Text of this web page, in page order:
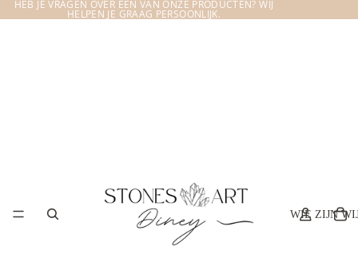
HEB JE VRAGEN OVER EEN VAN ONZE PRODUCTEN? WIJ
HELPEN JE GRAAG PERSOONLIJK.
WIE ZIJN